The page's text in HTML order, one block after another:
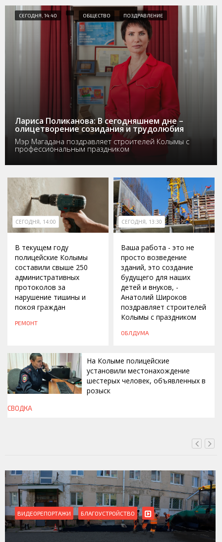
СЕГОДНЯ, 14:40 ОБЩЕСТВО ПОЗДРАВЛЕНИЕ
Лариса Поликанова: В сегодняшнем дне –
олицетворение созидания и трудолюбия
Мэр Магадана поздравляет строителей Колымы с
профессиональным праздником
СЕГОДНЯ, 14:00
В текущем году
полицейские Колымы
составили свыше 250
административных
протоколов за
нарушение тишины и
покоя граждан
РЕМОНТ
СЕГОДНЯ, 13:30
Ваша работа - это не
просто возведение
зданий, это создание
будущего для наших
детей и внуков, -
Анатолий Широков
поздравляет строителей
Колымы с праздником
ОБЛДУМА
СЕГОДНЯ, 13:00
На Колыме полицейские
установили местонахождение
шестерых человек, объявленных в
розыск
СВОДКА
ВИДЕОРЕПОРТАЖИ БЛАГОУСТРОЙСТВО